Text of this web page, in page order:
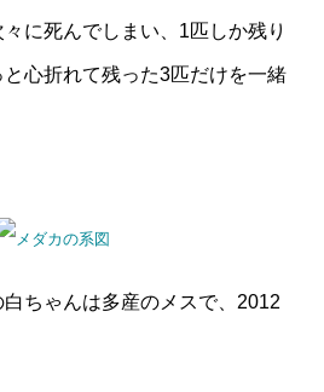
に死んでしまい、1匹しか残り
心折れて残った3匹だけを一緒
ちゃんは多産のメスで、2012